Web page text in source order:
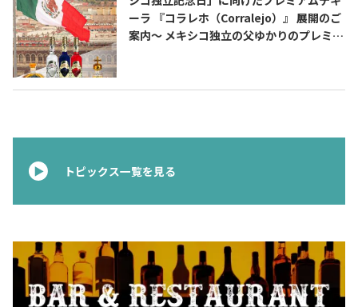
ーラ 『コラレホ（Corralejo）』 展開のご
案内〜 メキシコ独立の父ゆかりのプレミア
トピックス一覧を見る